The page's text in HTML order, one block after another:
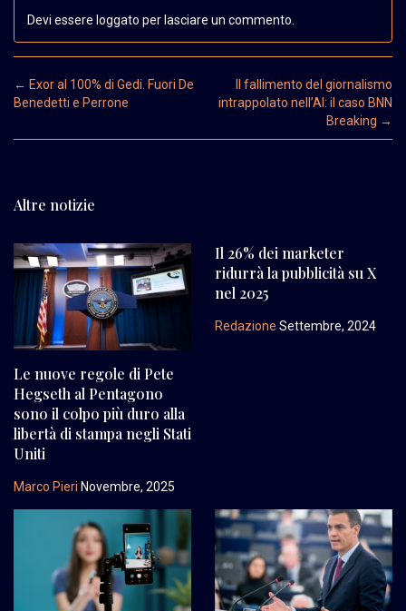
Devi essere loggato per lasciare un commento.
Post navigation
← Exor al 100% di Gedi. Fuori De
Benedetti e Perrone
Il fallimento del giornalismo
intrappolato nell’AI: il caso BNN
Breaking →
Altre notizie
Le nuove regole di Pete
Hegseth al Pentagono
sono il colpo più duro alla
libertà di stampa negli Stati
Uniti
Marco Pieri Novembre, 2025
Il 26% dei marketer
ridurrà la pubblicità su X
nel 2025
Redazione Settembre, 2024